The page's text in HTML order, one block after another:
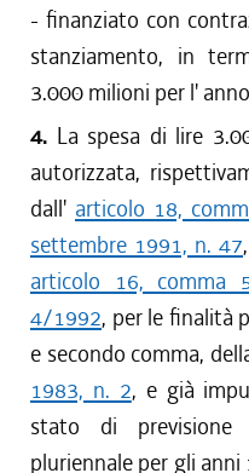
- finanziato con
stanziamento, in
3.000 milioni per l'
4. La spesa di lire
autorizzata,
dall' articolo 18,
settembre 1991, n. 47
articolo 16, comma
4/1992, per le finalità
e secondo comma,
1983, n. 2, e già
stato di previsione
pluriennale per gli